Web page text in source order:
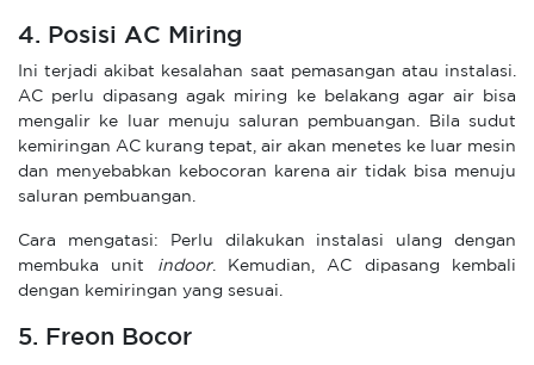
4. Posisi AC Miring
Ini terjadi akibat kesalahan saat pemasangan atau instalasi.
AC perlu dipasang agak miring ke belakang agar air bisa
mengalir ke luar menuju saluran pembuangan. Bila sudut
kemiringan AC kurang tepat, air akan menetes ke luar mesin
dan menyebabkan kebocoran karena air tidak bisa menuju
saluran pembuangan.
Cara mengatasi: Perlu dilakukan instalasi ulang dengan
membuka unit
indoor. Kemudian, AC dipasang kembali
dengan kemiringan yang sesuai.
5. Freon Bocor